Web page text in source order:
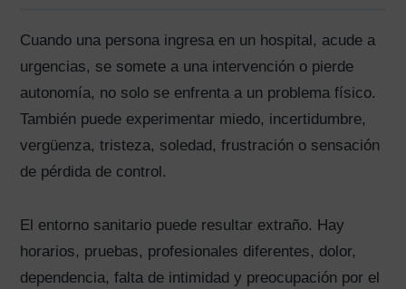
Cuando una persona ingresa en un hospital, acude a
urgencias, se somete a una intervención o pierde
autonomía, no solo se enfrenta a un problema físico.
También puede experimentar miedo, incertidumbre,
vergüenza, tristeza, soledad, frustración o sensación
de pérdida de control.
El entorno sanitario puede resultar extraño. Hay
horarios, pruebas, profesionales diferentes, dolor,
dependencia, falta de intimidad y preocupación por el